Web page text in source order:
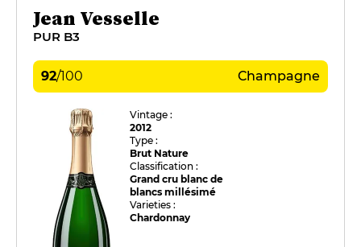
Jean Vesselle
PUR B3
92/100 Champagne
Vintage :
2012
Type :
Brut Nature
Classification :
Grand cru blanc de
blancs millésimé
Varieties :
Chardonnay